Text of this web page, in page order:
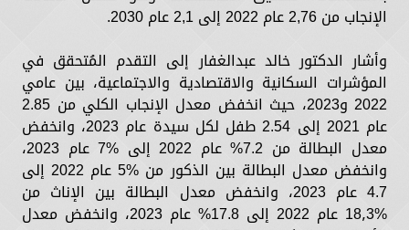
الإنجاب من 2,76 عام 2022 إلى 2,1 عام 2030.
وأشار الدكتور خالد عبدالغفار إلى التقدم المُتحقق في
المؤشرات السكانية والاقتصادية والاجتماعية، بين عامي
2022 و2023، حيث انخفض معدل الإنجاب الكلي من 2.85
عام 2021 إلى 2.54 طفل لكل سيدة عام 2023، وانخفض
معدل البطالة من 7.2% عام 2022 إلى %7 عام 2023،
وانخفض معدل البطالة بين الذكور من %5 عام 2022 إلى
4.7 عام 2023، وانخفض معدل البطالة بين الإناث من
%18٫3 عام 2022 إلى 17.8% عام 2023، وانخفض معدل